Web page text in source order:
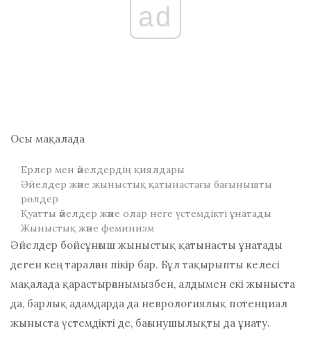
ad
Осы мақалада
Ерлер мен әйелдердің қиялдары
Әйелдер және жыныстық қатынастағы бағынышты
рөлдер
Қуатты әйелдер және олар неге үстемдікті ұнатады
Жыныстық және феминизм
Әйелдер бойсұнғыш жыныстық қатынасты ұнатады
деген кең таралған пікір бар. Бұл тақырыпты келесі
мақалада қарастырғанымызбен, алдымен екі жыныста
да, барлық адамдарда да неврологиялық потенциал
жыныста үстемдікті де, бағынушылықты да ұнату.